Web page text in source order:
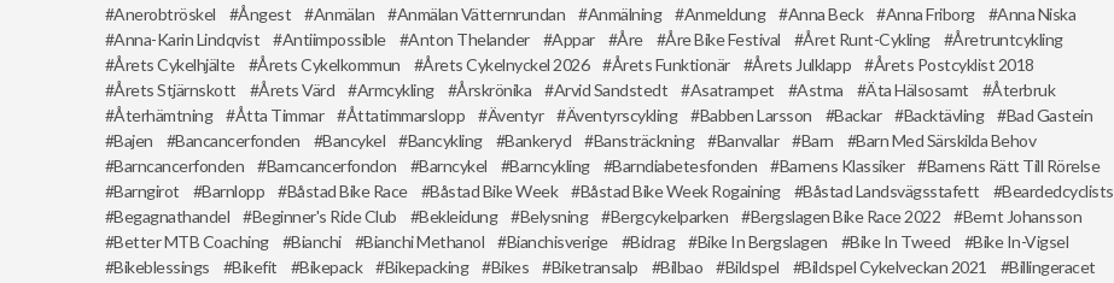
Anerobtröskel
Ångest Anmälan Anmälan Vätternrundan Anmälning Anmeldung Anna Beck Anna Friborg
Anna Niska
Anna-Karin Lindqvist
Antiimpossible Anton Thelander Appar Åre Åre Bike Festival Året Runt-Cykling
Åretruntcykling
Årets Cykelhjälte
Årets Cykelkommun Årets Cykelnyckel 2026 Årets Funktionär Årets Julklapp
Årets Postcyklist 2018
Årets Stjärnskott
Årets Värd Armcykling Årskrönika Arvid Sandstedt Asatrampet Astma Äta Hälsosamt
Återbruk
Återhämtning
Åtta Timmar Åttatimmarslopp Äventyr Äventyrscykling Babben Larsson Backar Backtävling
Bad Gastein
Bajen
Bancancerfonden Bancykel Bancykling Bankeryd Bansträckning Banvallar Barn
Barn Med Särskilda Behov
Barncancerfonden
Barncancerfondon Barncykel Barncykling Barndiabetesfonden Barnens Klassiker
Barnens Rätt Till Rörelse
Barngirot
Barnlopp Båstad Bike Race Båstad Bike Week Båstad Bike Week Rogaining Båstad Landsvägsstafett
Beardedcyclists
Begagnathandel
Beginner's Ride Club Bekleidung Belysning Bergcykelparken Bergslagen Bike Race 2022
Bernt Johansson
Better MTB Coaching
Bianchi Bianchi Methanol Bianchisverige Bidrag Bike In Bergslagen Bike In Tweed
Bike In-Vigsel
Bikeblessings
Bikefit Bikepack Bikepacking Bikes Biketransalp Bilbao Bildspel Bildspel Cykelveckan 2021
Billingeracet